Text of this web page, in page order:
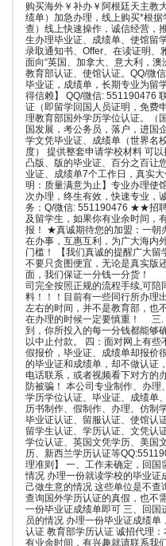
购买海外￥补办￥阿根廷天主教
绩单）加急办理，线上购买*根
查）线上快速操作，诚信经营，
生办理毕业证、成绩单、使馆留
录取通知书、Offer、在读证明、
面向“英国、加拿大、意大利，
教育部认证、使馆认证。QQ/微
毕业证，成绩单，长期专业为留
得信赖】 QQ/微信: 551190476
证（即留学回国人员证明，免费
理教育部国外学历学位认证。（
国发展，考公务员，落户，进国
学文凭毕业证、成绩单（世界名
度） 提供整套申请学校材料 可
凸版、版的毕业证、百分之百让
业证、成绩单7个工作日，真实
明：质量满意为止】专业办理使
次办理，终生有效，快速专业，
务：Q/微信: 551190476 ★★招
及留学生，如果你有业余时间，
报！ ★真诚期待您的加盟：一朝
在办事，互惠互利，为广大海内
门槛！ 【我们真诚的提醒广大
不要只贪图便宜，无论是真实版
面，我们保证一分钱一分货！
司完全按照正规的流程手续,可
料！！！目前有一些同行所办理
左右的时间，并不是教育部，也
在办理的时候一定要慎重！ 三.
到，你所投入的每一分钱都能够
以中止付款。 四：面对网上有
假报价，毕业证、成绩单却报价
的毕业证和成绩单，却不做认证
电话联系，或者视频看下对方的
防被骗！ 本公司专业制作、办
学历学位认证、毕业证、成绩单
历书制作、假制作、办理、仿制
毕业证认证、留服认证、使馆认
留学生认证、学历认证、文凭认
学位认证、英国文凭学历、美国
历、新西兰学历认证等
理准则】 一、工作未确定，回国
情况 办理一份就读学校的毕业证
己做生意的情况 这些单位是不
查询国外学历认证的真假，也不
一份毕业证成绩单即可 三、回国
员的情况 办理一份毕业证成绩
认证 教育部学历认证 诚招代理
有业余时间，有兴趣就请联系我